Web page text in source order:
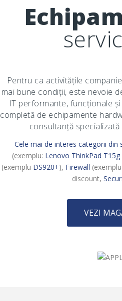
Pentru ca activitățile
mai bune condiții, este nevoie
IT performante, funcționale
completă de echipamente
consultanță
Cele mai de interes categorii din
(exemplu: Lenovo ThinkPad T15g
(exemplu DS920+), Firewall (exemplu
discount,
VEZI